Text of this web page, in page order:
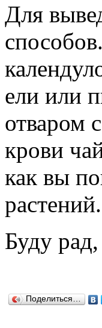
Для
ели или
отваром
крови
как вы
растений.
Буду
Поделиться…